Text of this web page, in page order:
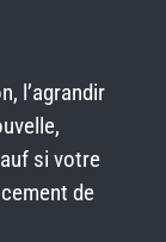
l’agrandir
si votre
de